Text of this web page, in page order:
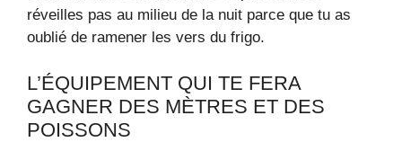
réveilles pas au milieu de la nuit parce que tu as
oublié de ramener les vers du frigo.
L’ÉQUIPEMENT QUI TE FERA
GAGNER DES MÈTRES ET DES
POISSONS